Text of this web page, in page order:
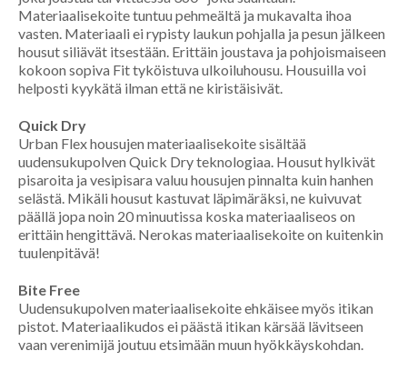
Materiaalisekoite tuntuu pehmeältä ja mukavalta ihoa
vasten. Materiaali ei rypisty laukun pohjalla ja pesun jälkeen
housut siliävät itsestään. Erittäin joustava ja pohjoismaiseen
kokoon sopiva Fit tyköistuva ulkoiluhousu. Housuilla voi
helposti kyykätä ilman että ne kiristäisivät.
Quick Dry
Urban Flex housujen materiaalisekoite sisältää
uudensukupolven Quick Dry teknologiaa. Housut hylkivät
pisaroita ja vesipisara valuu housujen pinnalta kuin hanhen
selästä. Mikäli housut kastuvat läpimäräksi, ne kuivuvat
päällä jopa noin 20 minuutissa koska materiaaliseos on
erittäin hengittävä. Nerokas materiaalisekoite on kuitenkin
tuulenpitävä!
Bite Free
Uudensukupolven materiaalisekoite ehkäisee myös itikan
pistot. Materiaalikudos ei päästä itikan kärsää lävitseen
vaan verenimijä joutuu etsimään muun hyökkäyskohdan.